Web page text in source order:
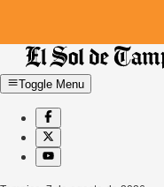
Toggle Menu